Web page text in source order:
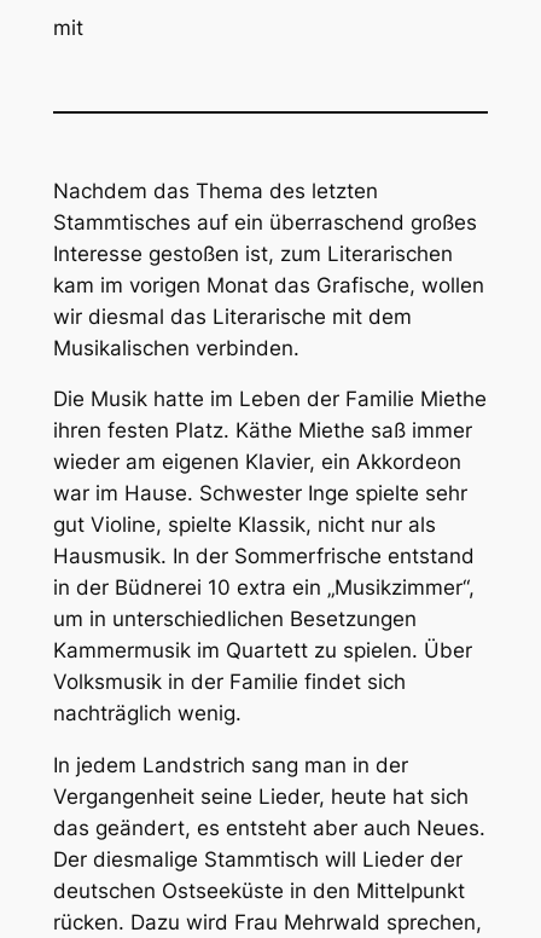
mit
Nachdem das Thema des letzten
Stammtisches auf ein überraschend großes
Interesse gestoßen ist, zum Literarischen
kam im vorigen Monat das Grafische, wollen
wir diesmal das Literarische mit dem
Musikalischen verbinden.
Die Musik hatte im Leben der Familie Miethe
ihren festen Platz. Käthe Miethe saß immer
wieder am eigenen Klavier, ein Akkordeon
war im Hause. Schwester Inge spielte sehr
gut Violine, spielte Klassik, nicht nur als
Hausmusik. In der Sommerfrische entstand
in der Büdnerei 10 extra ein „Musikzimmer“,
um in unterschiedlichen Besetzungen
Kammermusik im Quartett zu spielen. Über
Volksmusik in der Familie findet sich
nachträglich wenig.
In jedem Landstrich sang man in der
Vergangenheit seine Lieder, heute hat sich
das geändert, es entsteht aber auch Neues.
Der diesmalige Stammtisch will Lieder der
deutschen Ostseeküste in den Mittelpunkt
rücken. Dazu wird Frau Mehrwald sprechen,